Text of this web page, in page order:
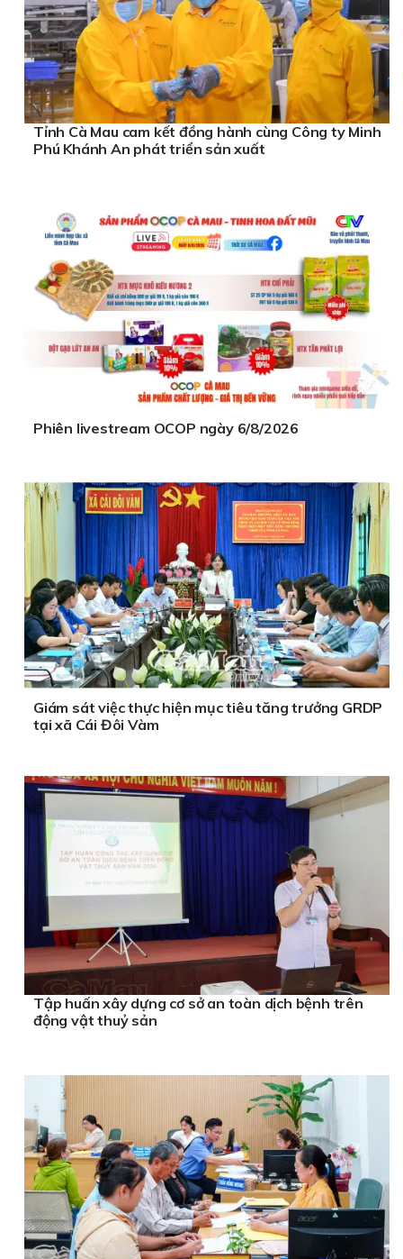
Tỉnh Cà Mau cam kết đồng hành cùng Công ty Minh
Phú Khánh An phát triển sản xuất
Phiên livestream OCOP ngày 6/8/2026
Giám sát việc thực hiện mục tiêu tăng trưởng GRDP
tại xã Cái Đôi Vàm
Tập huấn xây dựng cơ sở an toàn dịch bệnh trên
động vật thuỷ sản